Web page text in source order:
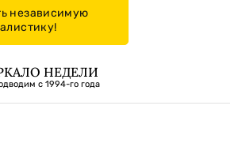
независимую
НЕДЕЛИ
с 1994-го года